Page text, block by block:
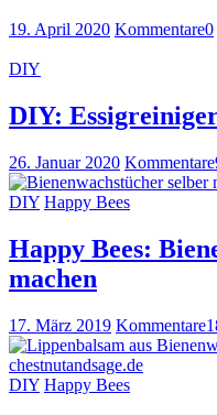
19. April 2020 Kommentare0
DIY
DIY:
26. Januar 2020 Kommentare
DIY Happy Bees
Happy Bees:
machen
17. März 2019 Kommentare
DIY Happy Bees